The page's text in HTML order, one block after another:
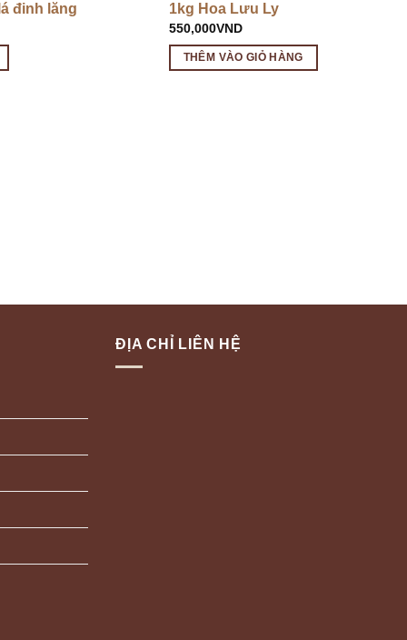
đinh lăng 1kg Hoa Lưu Ly
550,000VND
THÊM VÀO GIỎ HÀNG
ĐỊA CHỈ LIÊN HỆ